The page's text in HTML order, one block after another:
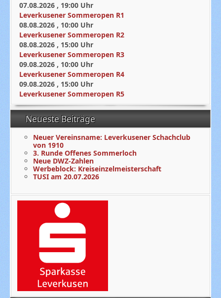
07.08.2026 , 19:00 Uhr
Leverkusener Sommeropen R1
08.08.2026 , 10:00 Uhr
Leverkusener Sommeropen R2
08.08.2026 , 15:00 Uhr
Leverkusener Sommeropen R3
09.08.2026 , 10:00 Uhr
Leverkusener Sommeropen R4
09.08.2026 , 15:00 Uhr
Leverkusener Sommeropen R5
Neueste Beiträge
Neuer Vereinsname: Leverkusener Schachclub
von 1910
3. Runde Offenes Sommerloch
Neue DWZ-Zahlen
Werbeblock: Kreiseinzelmeisterschaft
TUSI am 20.07.2026